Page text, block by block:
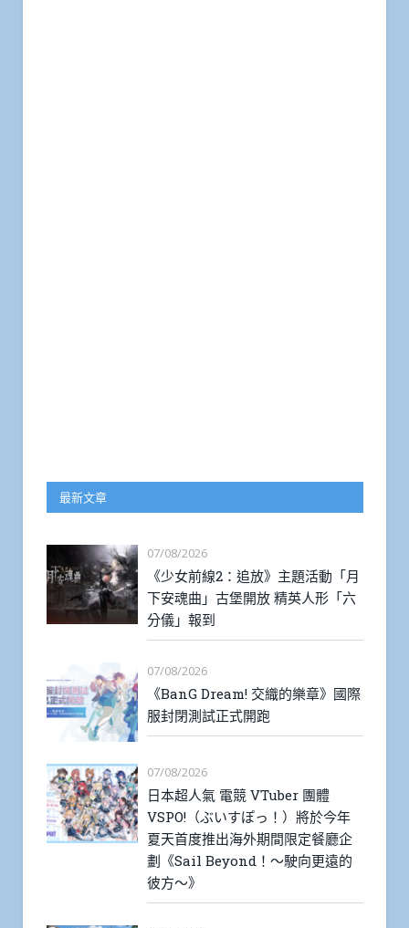
最新文章
07/08/2026
《少女前線2：追放》主題活動「月
下安魂曲」古堡開放 精英人形「六
分儀」報到
07/08/2026
《BanG Dream! 交織的樂章》國際
服封閉測試正式開跑
07/08/2026
日本超人氣 電競 VTuber 團體
VSPO!（ぶいすぽっ！）將於今年
夏天首度推出海外期間限定餐廳企
劃《Sail Beyond！～駛向更遠的
彼方～》